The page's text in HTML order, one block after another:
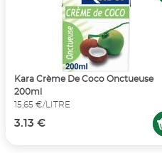
Kara Crème De Coco Onctueuse
200ml
15,65 €/LITRE
3.13 €